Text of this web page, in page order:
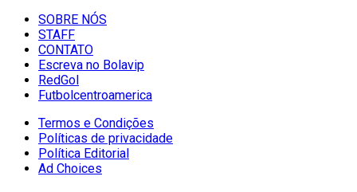
SOBRE NÓS
STAFF
CONTATO
Escreva no Bolavip
RedGol
Futbolcentroamerica
Termos e Condições
Políticas de privacidade
Política Editorial
Ad Choices